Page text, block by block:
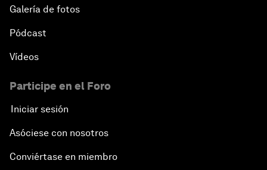
Galería de fotos
Pódcast
Vídeos
Participe en el Foro
Iniciar sesión
Asóciese con nosotros
Conviértase en miembro